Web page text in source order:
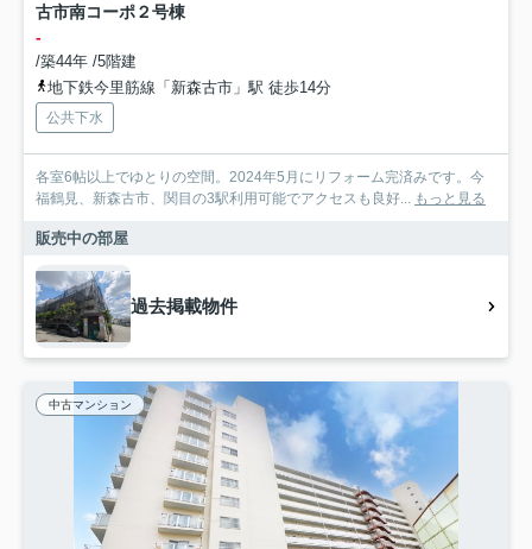
古市南コーポ２号棟
-
/築44年 /5階建
地下鉄今里筋線「新森古市」駅 徒歩14分
公共下水
各室6帖以上でゆとりの空間。2024年5月にリフォーム完済みです。今
福鶴見、新森古市、関目の3駅利用可能でアクセスも良好... もっと見る
販売中の部屋
過去掲載物件
中古マンション